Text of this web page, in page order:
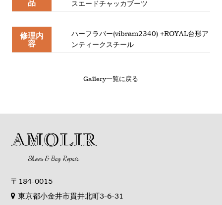
品 スエードチャッカブーツ
修理内
容
ハーフラバー(vibram2340) +ROYAL台形ア
ンティークスチール
Gallery一覧に戻る
AMOLIR
Shoes & Bag Repair
〒184-0015
東京都小金井市貫井北町3-6-31